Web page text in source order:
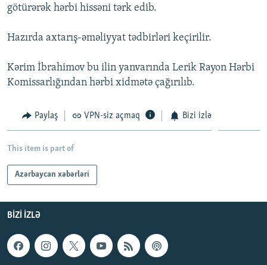
İNFOQRAFIKA
KARIKATURA
AZƏRBAYCAN ƏDƏBIYYATI KITABXANASI
İSLAM VƏ DEMOKRATIYA
MISSIYAMIZ
PEŞƏ ETIKASI VƏ JURNALISTIKA STANDARTLARIMIZ
AZADLIQRADIOSU MOBIL TELEFONUNUZDA
XƏBƏR BÜLLETENLƏRIMIZ
RFE/RL-in bütün saytları
götürərək hərbi hissəni tərk edib.
Hazırda axtarış-əməliyyat tədbirləri keçirilir.
Kərim İbrahimov bu ilin yanvarında Lerik Rayon Hərbi
Komissarlığından hərbi xidmətə çağırılıb.
Paylaş VPN-siz açmaq Bizi izlə
This item is part of
Azərbaycan xəbərləri
BIZI IZLƏ